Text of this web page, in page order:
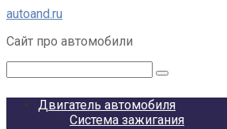
Перейти
контенту
autoand.ru
Сайт про автомобили
Двигатель автомобиля
Система зажигания